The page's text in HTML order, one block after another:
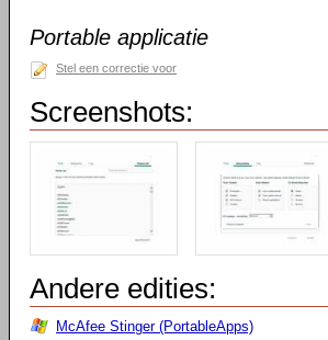
Portable applicatie
Stel een correctie voor
Screenshots:
Andere edities:
McAfee Stinger (PortableApps)